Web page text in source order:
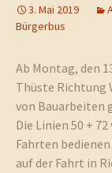
3. Mai 2019
Bürgerbus
Ab Montag, den
Thüste Richtung
von Bauarbeiten
Die Linien 50 +
Fahrten
auf der Fahrt in